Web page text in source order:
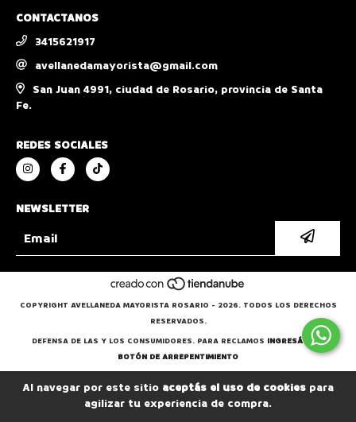
Al navegar por este sitio aceptás el uso de cookies para
agilizar tu experiencia de compra.
CONTACTANOS
3415621917
avellanedamayorista@gmail.com
San Juan 4991, ciudad de Rosario, provincia de Santa
Fe.
REDES SOCIALES
NEWSLETTER
COPYRIGHT AVELLANEDA MAYORISTA ROSARIO - 2026. TODOS LOS DERECHOS
RESERVADOS.
DEFENSA DE LAS Y LOS CONSUMIDORES. PARA RECLAMOS INGRESÁ ACÁ.
BOTÓN DE ARREPENTIMIENTO